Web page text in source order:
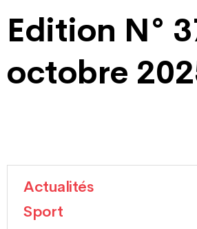
Edition N°
octobre
Actualités
Sport
Navigation
des
articles